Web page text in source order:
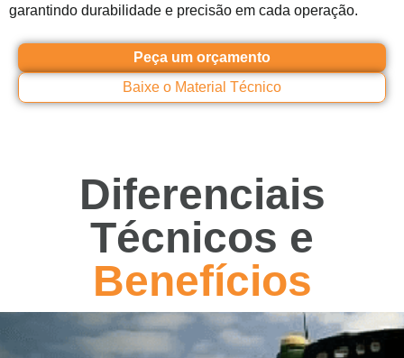
garantindo durabilidade e precisão em cada operação.
Peça um orçamento
Baixe o Material Técnico
Diferenciais
Técnicos e
Benefícios